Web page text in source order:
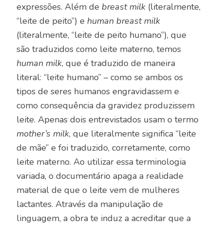
expressões. Além de breast milk(literalmente,
“leite de peito”) e human breast milk
(literalmente, “leite de peito humano”), que
são traduzidos como leite materno, temos
human milk, que é traduzido de maneira
literal: “leite humano” – como se ambos os
tipos de seres humanos engravidassem e
como consequência da gravidez produzissem
leite. Apenas dois entrevistados usam o termo
mother’s milk, que literalmente significa “leite
de mãe” e foi traduzido, corretamente, como
leite materno. Ao utilizar essa terminologia
variada, o documentário apaga a realidade
material de que o leite vem de mulheres
lactantes. Através da manipulação de
linguagem, a obra te induz a acreditar que a